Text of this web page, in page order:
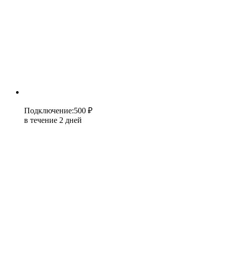
Подключение:500 ₽
в течение 2 дней